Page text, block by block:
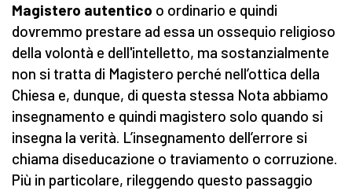
Magistero autentico o ordinario e quindi
dovremmo prestare ad essa un ossequio religioso
della volontà e dell'intelletto, ma sostanzialmente
non si tratta di Magistero perché nell’ottica della
Chiesa e, dunque, di questa stessa Nota abbiamo
insegnamento e quindi magistero solo quando si
insegna la verità. L’insegnamento dell’errore si
chiama diseducazione o traviamento o corruzione.
Più in particolare, rileggendo questo passaggio